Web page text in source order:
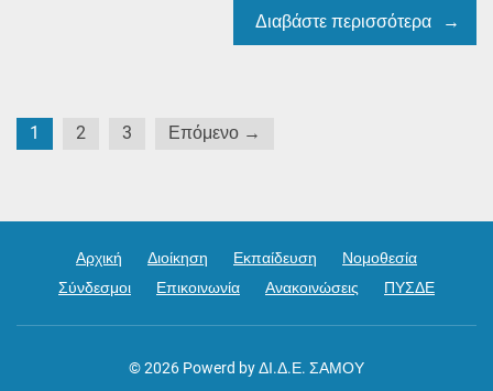
Διαβάστε περισσότερα
Σελιδοποίηση
άρθρων
1 2 3 Επόμενο →
Αρχική Διοίκηση Εκπαίδευση
Νομοθεσία
Σύνδεσμοι
Επικοινωνία Ανακοινώσεις ΠΥΣΔΕ
© 2026 Powerd by ΔΙ.Δ.Ε. ΣΑΜΟΥ